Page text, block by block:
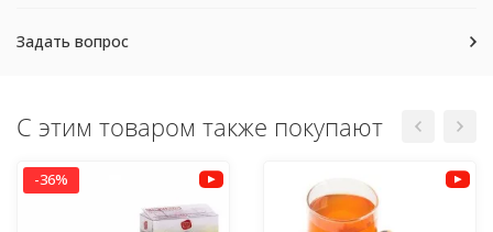
Задать вопрос
С этим товаром также покупают
-36%